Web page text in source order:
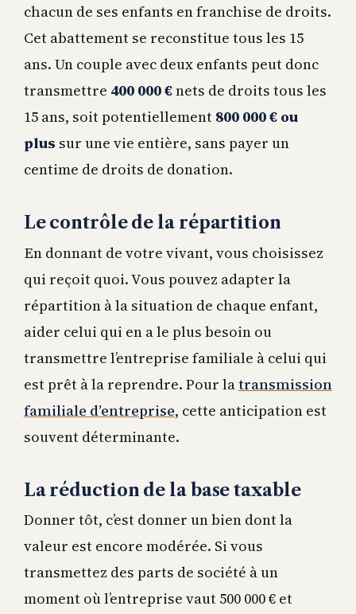
chacun de ses enfants en franchise de droits.
Cet abattement se reconstitue tous les 15
ans. Un couple avec deux enfants peut donc
transmettre 400 000 €nets de droits tous les
15 ans, soit potentiellement 800 000 € ou
plus sur une vie entière, sans payer un
centime de droits de donation.
Le contrôle de la répartition
En donnant de votre vivant, vous choisissez
qui reçoit quoi. Vous pouvez adapter la
répartition à la situation de chaque enfant,
aider celui qui en a le plus besoin ou
transmettre l’entreprise familiale à celui qui
est prêt à la reprendre. Pour latransmission
familiale d’entreprise, cette anticipation est
souvent déterminante.
La réduction de la base taxable
Donner tôt, c’est donner un bien dont la
valeur est encore modérée. Si vous
transmettez des parts de société à un
moment où l’entreprise vaut 500 000 € et